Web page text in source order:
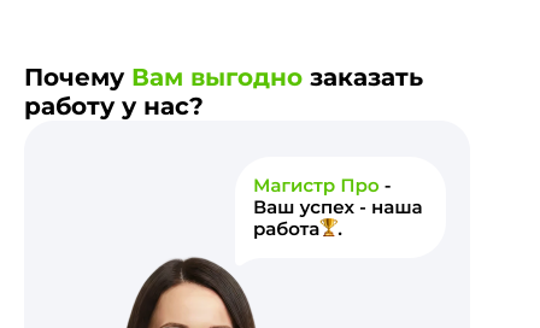
Почему Вам выгодно заказать
работу у нас?